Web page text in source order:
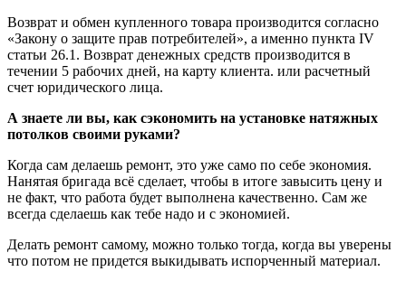
Возврат и обмен купленного товара производится согласно
«Закону о защите прав потребителей», а именно пункта IV
статьи 26.1. Возврат денежных средств производится в
течении 5 рабочих дней, на карту клиента. или расчетный
счет юридического лица.
А знаете ли вы, как сэкономить на установке натяжных
потолков своими руками?
Когда сам делаешь ремонт, это уже само по себе экономия.
Нанятая бригада всё сделает, чтобы в итоге завысить цену и
не факт, что работа будет выполнена качественно. Сам же
всегда сделаешь как тебе надо и с экономией.
Делать ремонт самому, можно только тогда, когда вы уверены
что потом не придется выкидывать испорченный материал.